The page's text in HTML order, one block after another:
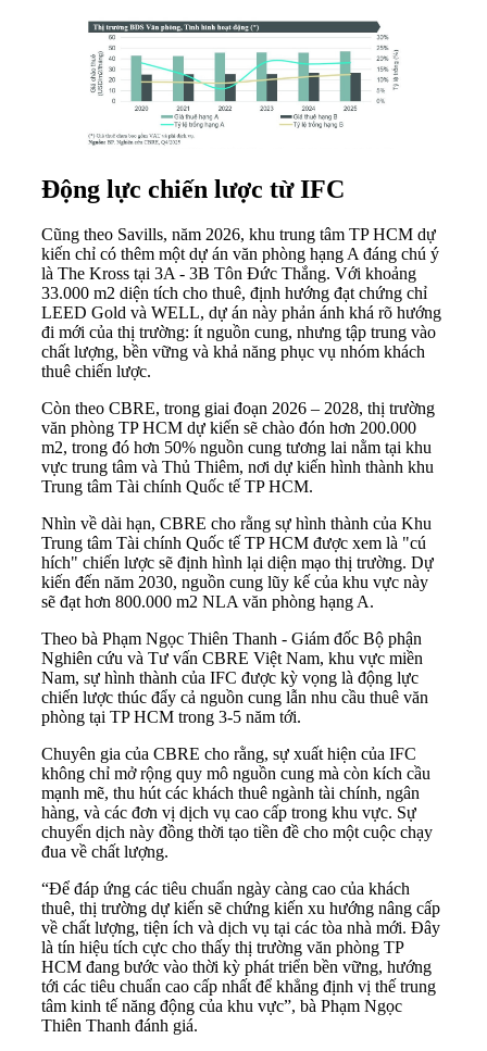
Động lực chiến lược từ IFC
Cũng theo Savills, năm 2026, khu trung tâm TP HCM dự
kiến chỉ có thêm một dự án văn phòng hạng A đáng chú ý
là The Kross tại 3A - 3B Tôn Đức Thắng. Với khoảng
33.000 m2 diện tích cho thuê, định hướng đạt chứng chỉ
LEED Gold và WELL, dự án này phản ánh khá rõ hướng
đi mới của thị trường: ít nguồn cung, nhưng tập trung vào
chất lượng, bền vững và khả năng phục vụ nhóm khách
thuê chiến lược.
Còn theo CBRE, trong giai đoạn 2026 – 2028, thị trường
văn phòng TP HCM dự kiến sẽ chào đón hơn 200.000
m2, trong đó hơn 50% nguồn cung tương lai nằm tại khu
vực trung tâm và Thủ Thiêm, nơi dự kiến hình thành khu
Trung tâm Tài chính Quốc tế TP HCM.
Nhìn về dài hạn, CBRE cho rằng sự hình thành của Khu
Trung tâm Tài chính Quốc tế TP HCM được xem là "cú
hích" chiến lược sẽ định hình lại diện mạo thị trường. Dự
kiến đến năm 2030, nguồn cung lũy kế của khu vực này
sẽ đạt hơn 800.000 m2 NLA văn phòng hạng A.
Theo bà Phạm Ngọc Thiên Thanh - Giám đốc Bộ phận
Nghiên cứu và Tư vấn CBRE Việt Nam, khu vực miền
Nam, sự hình thành của IFC được kỳ vọng là động lực
chiến lược thúc đẩy cả nguồn cung lẫn nhu cầu thuê văn
phòng tại TP HCM trong 3-5 năm tới.
Chuyên gia của CBRE cho rằng, sự xuất hiện của IFC
không chỉ mở rộng quy mô nguồn cung mà còn kích cầu
mạnh mẽ, thu hút các khách thuê ngành tài chính, ngân
hàng, và các đơn vị dịch vụ cao cấp trong khu vực. Sự
chuyển dịch này đồng thời tạo tiền đề cho một cuộc chạy
đua về chất lượng.
“Để đáp ứng các tiêu chuẩn ngày càng cao của khách
thuê, thị trường dự kiến sẽ chứng kiến xu hướng nâng cấp
về chất lượng, tiện ích và dịch vụ tại các tòa nhà mới. Đây
là tín hiệu tích cực cho thấy thị trường văn phòng TP
HCM đang bước vào thời kỳ phát triển bền vững, hướng
tới các tiêu chuẩn cao cấp nhất để khẳng định vị thế trung
tâm kinh tế năng động của khu vực”, bà Phạm Ngọc
Thiên Thanh đánh giá.